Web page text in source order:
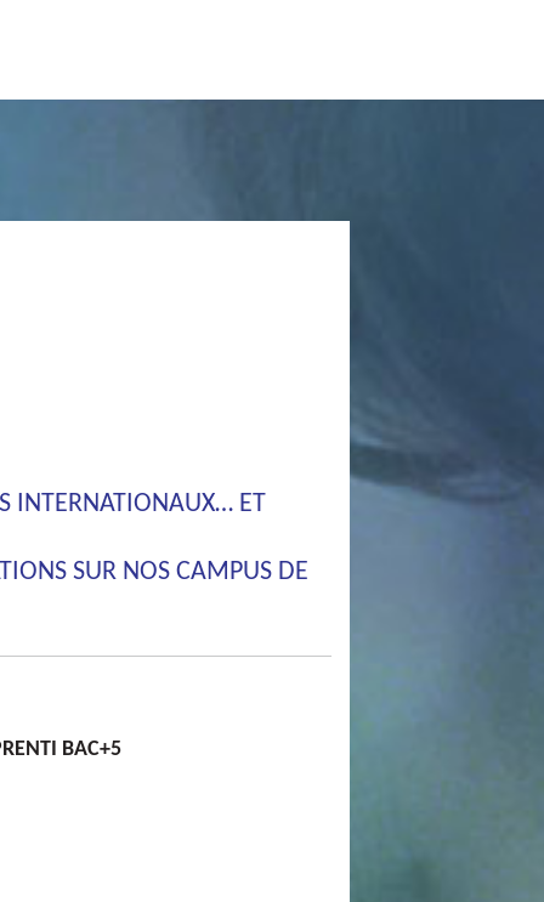
INTERNATIONAUX… ET
SUR NOS CAMPUS DE
BAC+5